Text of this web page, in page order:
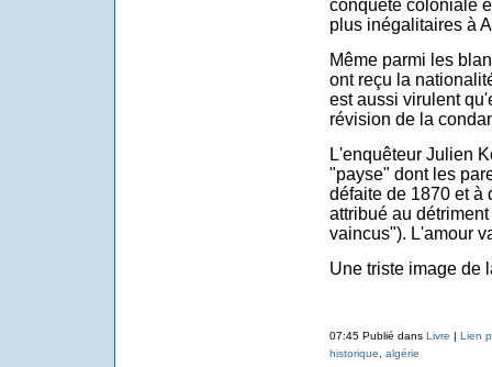
conquête coloniale
plus inégalitaires à
Même parmi les
ont reçu la
est aussi virulent
révision de la
L'enquêteur Julien
"payse" dont les
défaite de 1870 et à
attribué au
vaincus"). L'amour
Une triste image de
07:45 Publié dans Livre | Lien
historique
algérie